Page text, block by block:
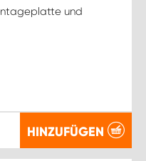
und
HINZUFÜGEN